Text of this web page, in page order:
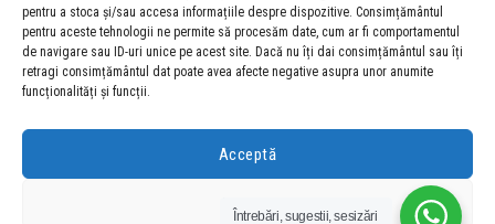
pentru a stoca și/sau accesa informațiile despre dispozitive. Consimțământul
pentru aceste tehnologii ne permite să procesăm date, cum ar fi comportamentul
de navigare sau ID-uri unice pe acest site. Dacă nu îți dai consimțământul sau îți
retragi consimțământul dat poate avea afecte negative asupra unor anumite
funcționalități și funcții.
Acceptă
Refuză
e
b
o
k
t
u
b
t
a
g
a
ACCES NEVĂZĂTORI
Descărcați programul NonVisual Desktop Acces, care oferă
persoanelor cu dizabilități vizuale posibilitatea de a consulta site-ul
COPYRIGHT © 2026 ŞCOALA GIMNAZIALĂ “LUCIAN GRIGORESCU” MEDGIDIA
Întrebări, sugestii, sesizări